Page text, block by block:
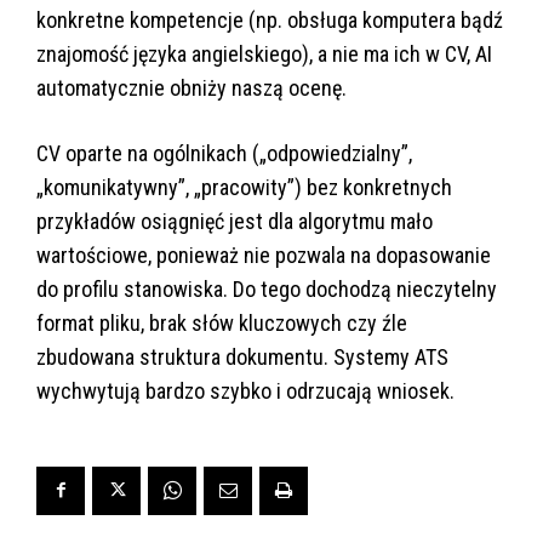
konkretne kompetencje (np. obsługa komputera bądź
znajomość języka angielskiego), a nie ma ich w CV, AI
automatycznie obniży naszą ocenę.
CV oparte na ogólnikach („odpowiedzialny”,
„komunikatywny”, „pracowity”) bez konkretnych
przykładów osiągnięć jest dla algorytmu mało
wartościowe, ponieważ nie pozwala na dopasowanie
do profilu stanowiska. Do tego dochodzą nieczytelny
format pliku, brak słów kluczowych czy źle
zbudowana struktura dokumentu. Systemy ATS
wychwytują bardzo szybko i odrzucają wniosek.